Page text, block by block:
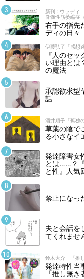
新刊 : ウッディ
脊髄性筋萎縮症
右手の指先
ディの日々
伊藤弘了「感想
『人のセ
い理由と
の魔法
承認欲求型
話
酒井順子「孤独
草葉の陰で
る小さなイ
発達障害女
とは……？
と性』人気
禁止になっ
夫と会話を
てくれませ
鈴木大介 「推
発達特性当
「推し無